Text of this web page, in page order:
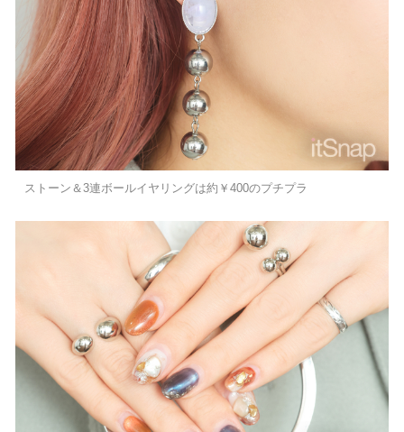
ストーン＆3連ボールイヤリングは約￥400のプチプラ